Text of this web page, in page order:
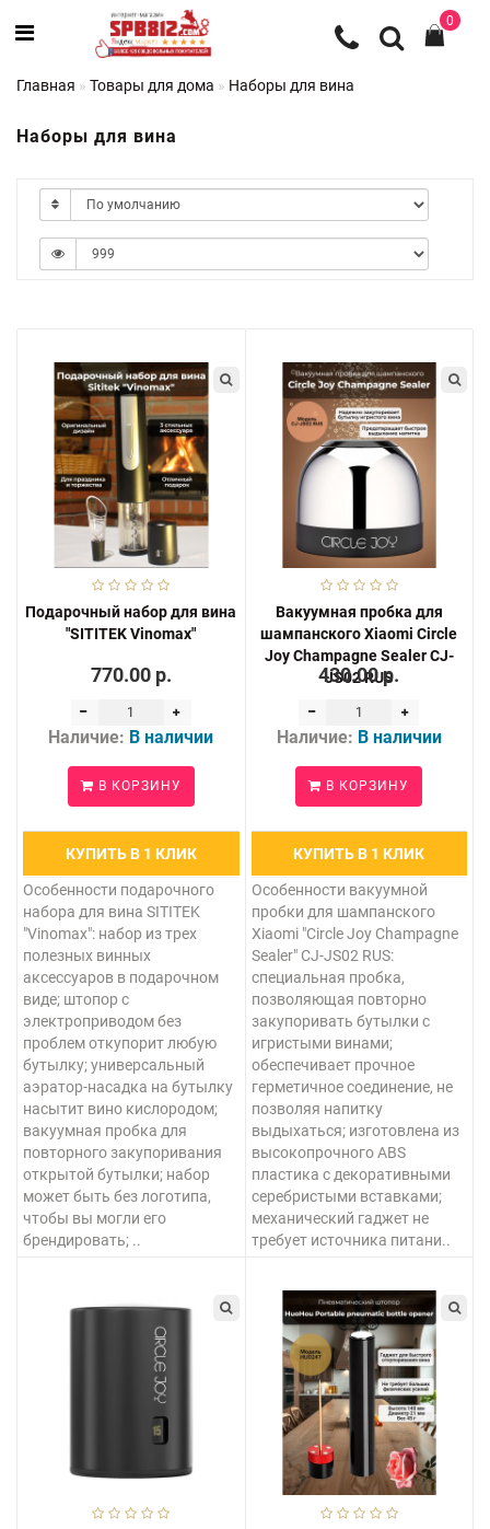
0
Главная Товары для дома Наборы для вина
Наборы для вина
Подарочный набор для вина
"SITITEK Vinomax"
770.00 р.
Наличие: В наличии
В КОРЗИНУ
КУПИТЬ В 1 КЛИК
Особенности подарочного
набора для вина SITITEK
"Vinomax": набор из трех
полезных винных
аксессуаров в подарочном
виде; штопор с
электроприводом без
проблем откупорит любую
бутылку; универсальный
аэратор-насадка на бутылку
насытит вино кислородом;
вакуумная пробка для
повторного закупоривания
открытой бутылки; набор
может быть без логотипа,
чтобы вы могли его
брендировать; ..
Вакуумная пробка для
шампанского Xiaomi Circle
Joy Champagne Sealer CJ-
JS02 RUS
430.00 р.
Наличие: В наличии
В КОРЗИНУ
КУПИТЬ В 1 КЛИК
Особенности вакуумной
пробки для шампанского
Xiaomi "Circle Joy Champagne
Sealer" CJ-JS02 RUS:
специальная пробка,
позволяющая повторно
закупоривать бутылки с
игристыми винами;
обеспечивает прочное
герметичное соединение, не
позволяя напитку
выдыхаться; изготовлена из
высокопрочного ABS
пластика с декоративными
серебристыми вставками;
механический гаджет не
требует источника питани..